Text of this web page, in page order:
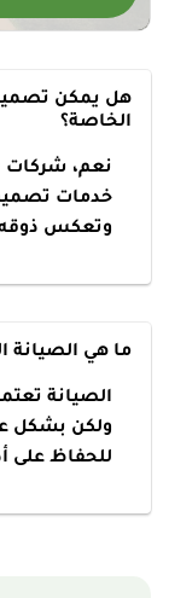
هل يمكن
الخاصة؟
نعم، شركات
خدمات
وتعكس
ما هي الصيانة
الصيانة
ولكن بشكل
للحفاظ على